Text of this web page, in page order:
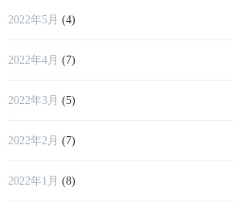
2022年5月 (4)
2022年4月 (7)
2022年3月 (5)
2022年2月 (7)
2022年1月 (8)